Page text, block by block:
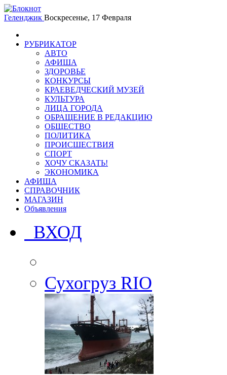
Геленджик Воскресенье, 17 Февраля
РУБРИКАТОР
АВТО
АФИША
ЗДОРОВЬЕ
КОНКУРСЫ
КРАЕВЕДЧЕСКИЙ МУЗЕЙ
КУЛЬТУРА
ЛИЦА ГОРОДА
ОБРАЩЕНИЕ В РЕДАКЦИЮ
ОБЩЕСТВО
ПОЛИТИКА
ПРОИСШЕСТВИЯ
СПОРТ
ХОЧУ СКАЗАТЬ!
ЭКОНОМИКА
АФИША
СПРАВОЧНИК
МАГАЗИН
Объявления
ВХОД
Сухогруз RIO